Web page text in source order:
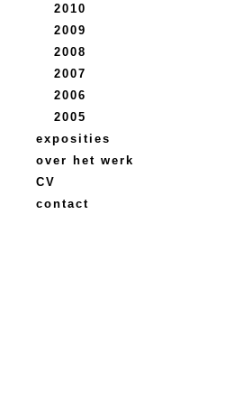
2010
2009
2008
2007
2006
2005
exposities
over het werk
CV
contact